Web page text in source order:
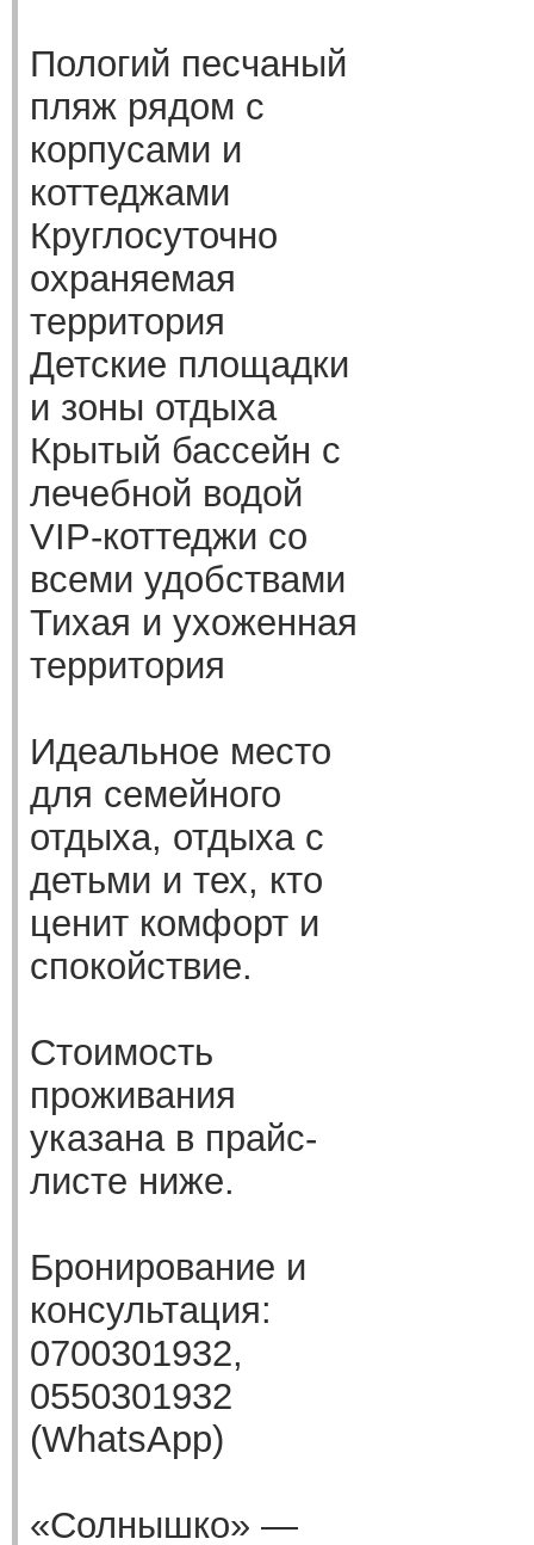
Пологий песчаный
пляж рядом с
корпусами и
коттеджами
Круглосуточно
охраняемая
территория
Детские площадки
и зоны отдыха
Крытый бассейн с
лечебной водой
VIP-коттеджи со
всеми удобствами
Тихая и ухоженная
территория
Идеальное место
для семейного
отдыха, отдыха с
детьми и тех, кто
ценит комфорт и
спокойствие.
Стоимость
проживания
указана в прайс-
листе ниже.
Бронирование и
консультация:
0700301932,
0550301932
(WhatsApp)
«Солнышко» —